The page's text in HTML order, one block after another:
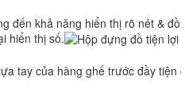
đến khả năng hiển thị rõ nét &
hiển thị số.
tay của hàng ghế trước đầy tiện